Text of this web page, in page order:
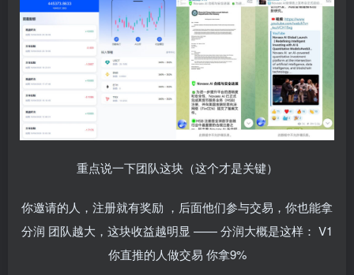
重点说一下团队这块（这个才是关键）
你邀请的人，注册就有奖励 ，后面他们参与交易，你也能拿
分润 团队越大，这块收益越明显 ——分润大概是这样： V1
你直推的人做交易 你拿9%